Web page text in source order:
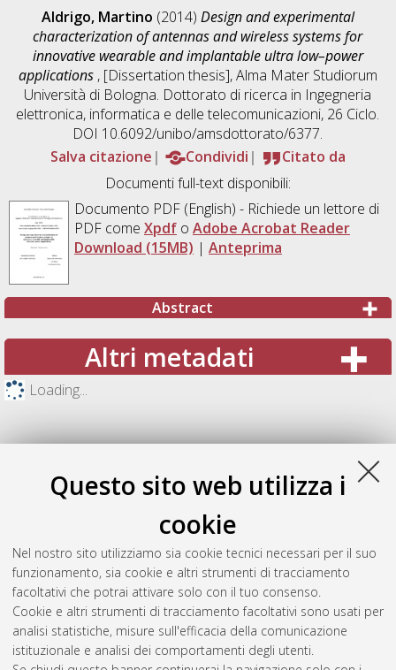
Questo sito web utilizza i
cookie
Nel nostro sito utilizziamo sia cookie tecnici necessari per il suo
funzionamento, sia cookie e altri strumenti di tracciamento
facoltativi che potrai attivare solo con il tuo consenso.
Cookie e altri strumenti di tracciamento facoltativi sono usati per
analisi statistiche, misure sull'efficacia della comunicazione
istituzionale e analisi dei comportamenti degli utenti.
Aldrigo, Martino (2014) Design and experimental
characterization of antennas and wireless systems for
innovative wearable and implantable ultra low–power
applications , [Dissertation thesis], Alma Mater Studiorum
Università di Bologna. Dottorato di ricerca in Ingegneria
elettronica, informatica e delle telecomunicazioni, 26 Ciclo.
DOI 10.6092/unibo/amsdottorato/6377.
Salva citazione
Condividi
Citato da
Documenti full-text disponibili:
Documento PDF(English) - Richiede un lettore di
PDF come Xpdfo Adobe Acrobat Reader
Download (15MB) | Anteprima
Abstract
Altri metadati
Loading...
Gestione del documento: